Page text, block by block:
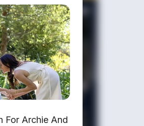
For Archie And